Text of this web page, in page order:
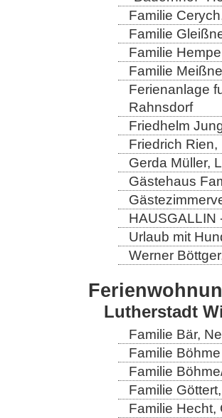
Familie
Familie
Familie
Familie
Ferienanlage
Rahnsdorf
Friedhelm
Friedrich
Gerda Müller,
Gästehaus
HAUSGALLIN
Urlaub mit
Werner
Lutherstadt
Familie Bär,
Familie
Familie
Familie
Familie Hecht,